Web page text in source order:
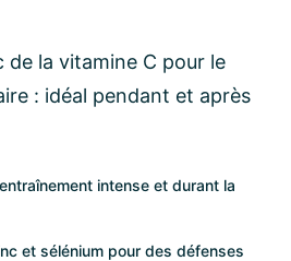
de la vitamine C pour le
: idéal pendant et après
intense et durant la
et sélénium pour des défenses